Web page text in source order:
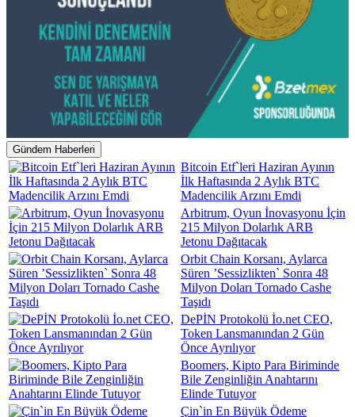
Gündem Haberleri
Bitcoin Etf`leri Haziran Ayının
İlk Haftasında 2 Aylık BTC
Madencilik Arzını Emdi
Arbitrum, Oyun İnovasyonu İçin
215 Milyon Dolarlık ARB
Jetonu Dağıtacak
Orbit Chain Korsanı, Aylarca
Süren ’Sessizlikten` Sonra 48
Milyon Doları Tornado Cashe
Taşıdı
DePİN Protokolü İo.net CEO,
Token Lansmanından 2 Gün
Önce Ayrılıyor
Boomers, Kipto Para Biriminde
Bile Zenginliğin Anahtarını
Elinde Tutuyor
Çin`in En Büyük Ödeme